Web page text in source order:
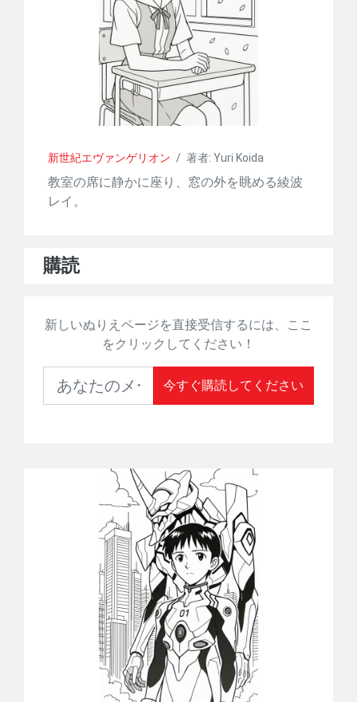
新世紀エヴァンゲリオン / 著者: Yuri Koida
教室の席に静かに座り、窓の外を眺める綾波
レイ。
購読
新しいぬりえページを直接受信するには、ここ
をクリックしてください！
今すぐ購読してください